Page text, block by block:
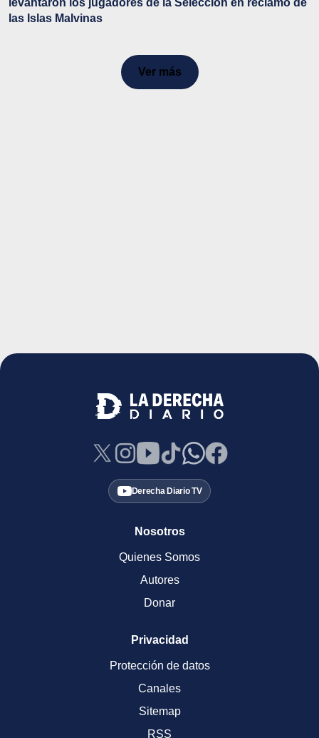
las Islas Malvinas
Ver más
Derecha Diario TV
Nosotros
Quienes Somos
Autores
Donar
Privacidad
Protección de datos
Canales
Sitemap
RSS